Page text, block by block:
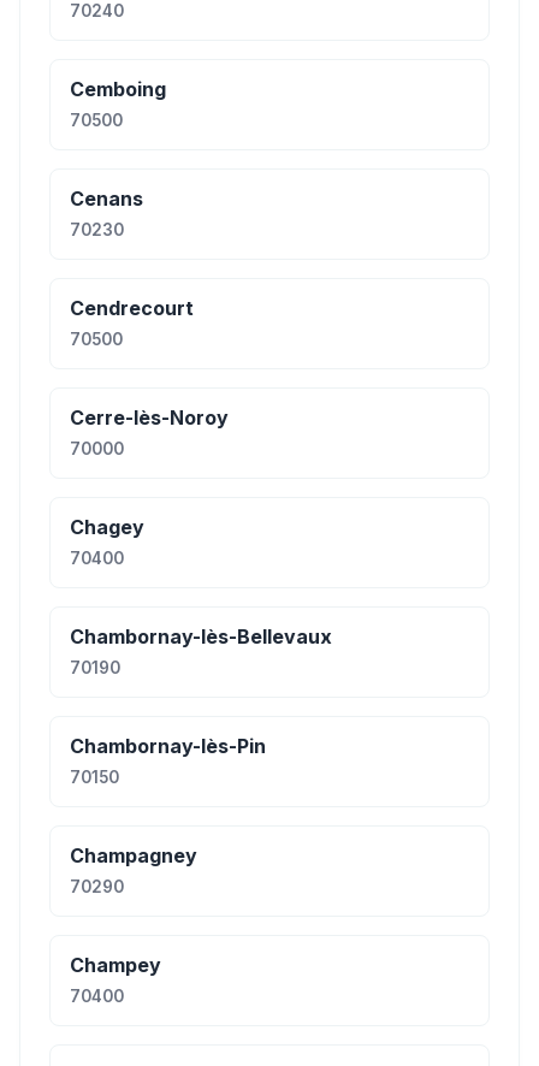
70240
Cemboing
70500
Cenans
70230
Cendrecourt
70500
Cerre-lès-Noroy
70000
Chagey
70400
Chambornay-lès-Bellevaux
70190
Chambornay-lès-Pin
70150
Champagney
70290
Champey
70400